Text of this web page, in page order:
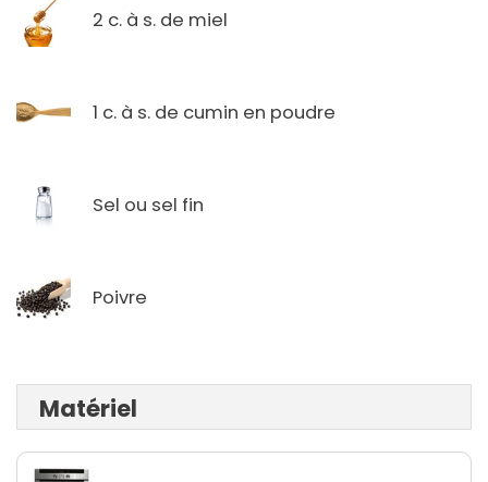
2 c. à s. de miel
1 c. à s. de cumin en poudre
Sel ou sel fin
Poivre
Matériel